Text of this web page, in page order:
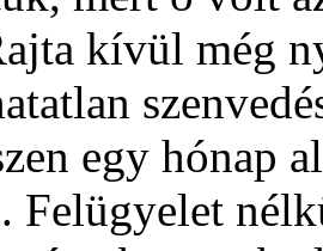
kívül még
egy hónap
Felügyelet